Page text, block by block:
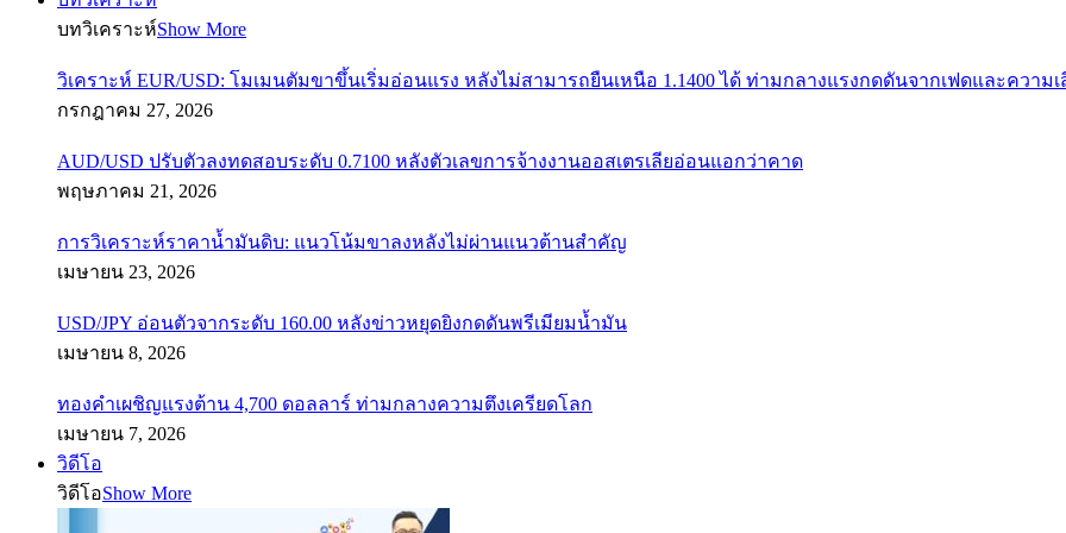
บทวิเคราะห์Show More
วิเคราะห์ EUR/USD: โมเมนตัมขาขึ้นเริ่มอ่อนแรง หลังไม่สามารถยืนเหนือ 1.1400 ได้ ท่ามกลางแรงกดดันจากเฟดและความ
กรกฎาคม 27, 2026
AUD/USD ปรับตัวลงทดสอบระดับ 0.7100 หลังตัวเลขการจ้างงานออสเตรเลียอ่อนแอกว่าคาด
พฤษภาคม 21, 2026
การวิเคราะห์ราคาน้ำมันดิบ: แนวโน้มขาลงหลังไม่ผ่านแนวต้านสำคัญ
เมษายน 23, 2026
USD/JPY อ่อนตัวจากระดับ 160.00 หลังข่าวหยุดยิงกดดันพรีเมียมน้ำมัน
เมษายน 8, 2026
ทองคำเผชิญแรงต้าน 4,700 ดอลลาร์ ท่ามกลางความตึงเครียดโลก
เมษายน 7, 2026
วิดีโอ
วิดีโอShow More